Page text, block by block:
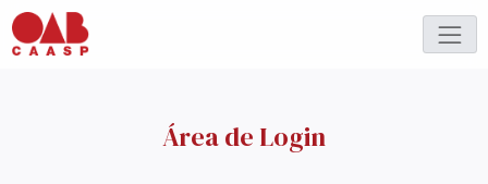
Área de Login